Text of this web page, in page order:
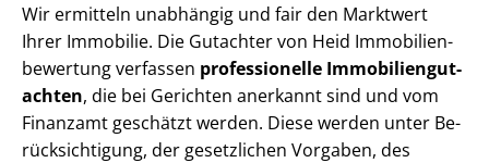
Wir ermitteln unabhängig und fair den Marktwert
Ihrer Immobilie. Die Gutachter von Heid Im­mo­bi­li­en­
be­wer­tung verfassen professionelle Im­mo­bi­li­en­gut­
ach­ten, die bei Gerichten anerkannt sind und vom
Finanzamt geschätzt werden. Diese werden unter Be­
rück­sich­ti­gung, der gesetzlichen Vorgaben, des